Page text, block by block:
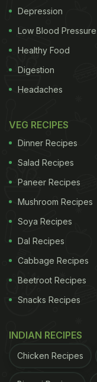
Depression
Low Blood Pressure
Healthy Food
Digestion
Headaches
VEG RECIPES
Dinner Recipes
Salad Recipes
Paneer Recipes
Mushroom Recipes
Soya Recipes
Dal Recipes
Cabbage Recipes
Beetroot Recipes
Snacks Recipes
INDIAN RECIPES
Chicken Recipes